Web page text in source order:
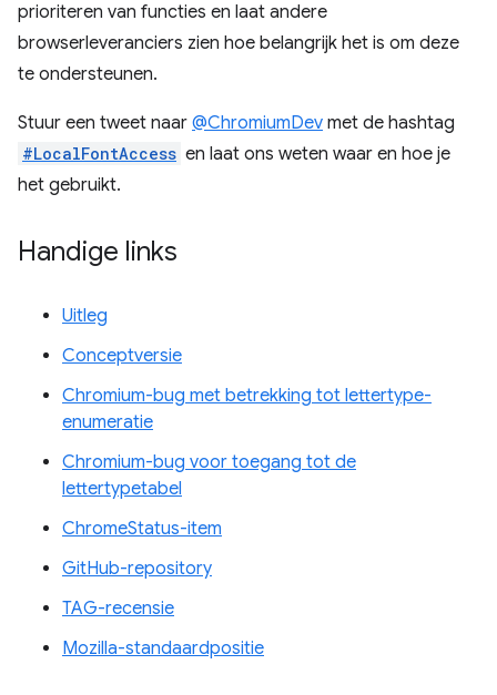
prioriteren van functies en laat andere
browserleveranciers zien hoe belangrijk het is om deze
te ondersteunen.
Stuur een tweet naar @ChromiumDev met de hashtag
#LocalFontAccess en laat ons weten waar en hoe je
het gebruikt.
Handige links
Uitleg
Conceptversie
Chromium-bug met betrekking tot lettertype-
enumeratie
Chromium-bug voor toegang tot de
lettertypetabel
ChromeStatus-item
GitHub-repository
TAG-recensie
Mozilla-standaardpositie